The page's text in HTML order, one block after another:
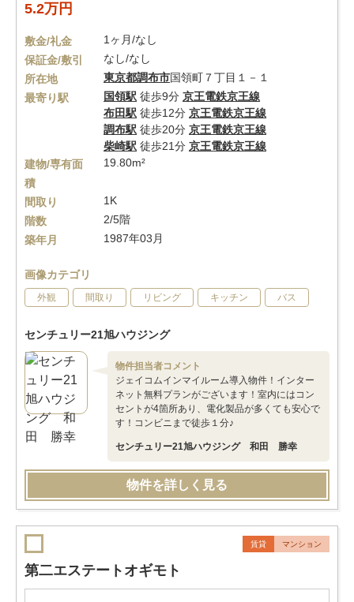
5.2万円
敷金/礼金
1ヶ月/なし
保証金/敷引
なし/なし
所在地
東京都調布市国領町７丁目１－１
最寄り駅
国領駅 徒歩9分 京王電鉄京王線
布田駅 徒歩12分 京王電鉄京王線
調布駅 徒歩20分 京王電鉄京王線
柴崎駅 徒歩21分 京王電鉄京王線
建物/専有面
積
19.80m²
間取り
1K
階数
2/5階
築年月
1987年03月
画像カテゴリ
外観 間取り リビング キッチン バス
センチュリー21旭ハウジング
物件担当者コメント
ジェイコムインマイルーム導入物件！インター
ネット無料プランがございます！室内にはコン
セントが4箇所あり、電化製品が多くても安心で
す！コンビニまで徒歩１分♪
センチュリー21旭ハウジング 和田 勝幸
物件を詳しく見る
賃貸 マンション
第二エステートオギモト